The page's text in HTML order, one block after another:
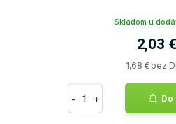
Skladom u
2,03 €
1,68 € bez
- + Do